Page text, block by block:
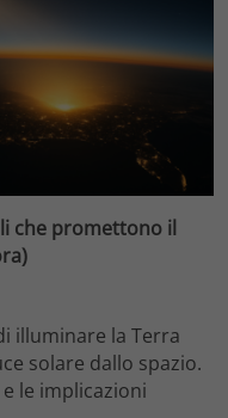
che promettono il
illuminare la Terra
solare dallo spazio.
le implicazioni